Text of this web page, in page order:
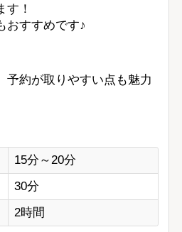
す！
おすすめです♪
予約が取りやすい点も魅力
15分～20分
30分
2時間